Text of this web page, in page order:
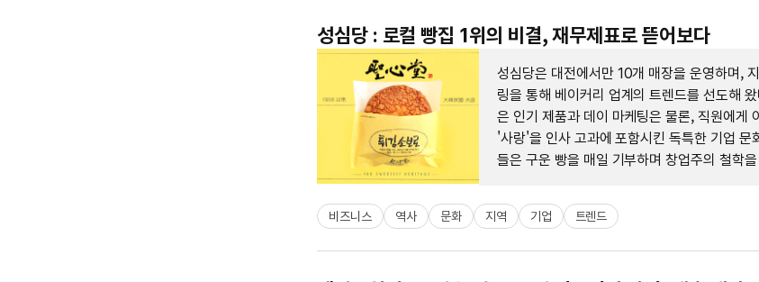
성심당 : 로컬 빵집 1위의 비결, 재무제표로 뜯어보다
성심당은 대전에서만 10개 매장을 운영하며,
링을 통해 베이커리 업계의 트렌드를 선도해
은 인기 제품과 데이 마케팅은 물론, 직원에게
'사랑'을 인사 고과에 포함시킨 독특한 기업 문
들은 구운 빵을 매일 기부하며 창업주의 철학
비즈니스 역사 문화 지역 기업 트렌드